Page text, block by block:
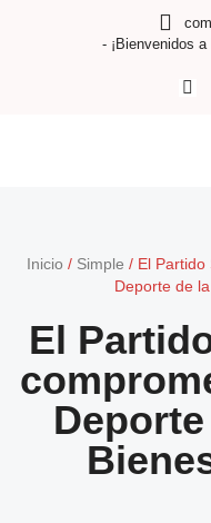
- ¡Bienvenidos
Inicio / Simple / El
Deporte de
El